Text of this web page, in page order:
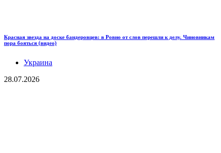
Красная звезда на доске бандеровцев: в Ровно от слов перешли к делу. Чиновникам
пора бояться (видео)
Украина
28.07.2026